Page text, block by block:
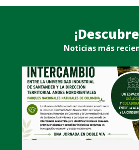
Noticias más